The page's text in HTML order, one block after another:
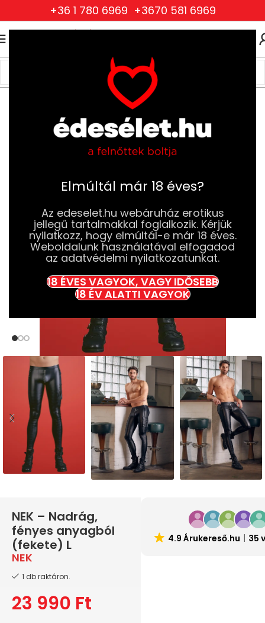
Elmúltál már 18 éves?
Az edeselet.hu webáruház erotikus
jellegű tartalmakkal foglalkozik. Kérjük
nyilatkozz, hogy elmúltál-e már 18 éves.
Weboldalunk használatával elfogadod
az adatvédelmi nyilatkozatunkat.
18 ÉVES VAGYOK, VAGY IDŐSEBB
18 ÉV ALATTI VAGYOK
+36 1 780 6969 +3670 581 6969
Fétis ruházat
Férfi fétis ruházat és kiegészítők
NEK – Nadrág,
fényes anyagból
(fekete) L
NEK
1 db raktáron.
23 990 Ft
4.9 Árukereső.hu 35